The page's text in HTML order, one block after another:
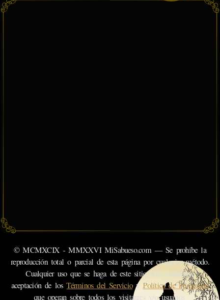
© MCMXCIX - MMXXVI MiSabueso.com — Se prohíbe la
reproducción total o parcial de esta página por cualquier método.
Cualquier uso que se haga de este sitio web constituye
aceptación de losTérminos del ServicioyPolítica de Privacidad
que operan sobre todos los visitantes y/o usuarios.